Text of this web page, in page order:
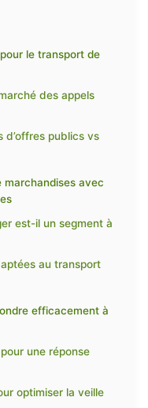
le transport de
des appels
d’offres publics vs
avec
est-il un segment à
au transport
efficacement à
une réponse
optimiser la veille